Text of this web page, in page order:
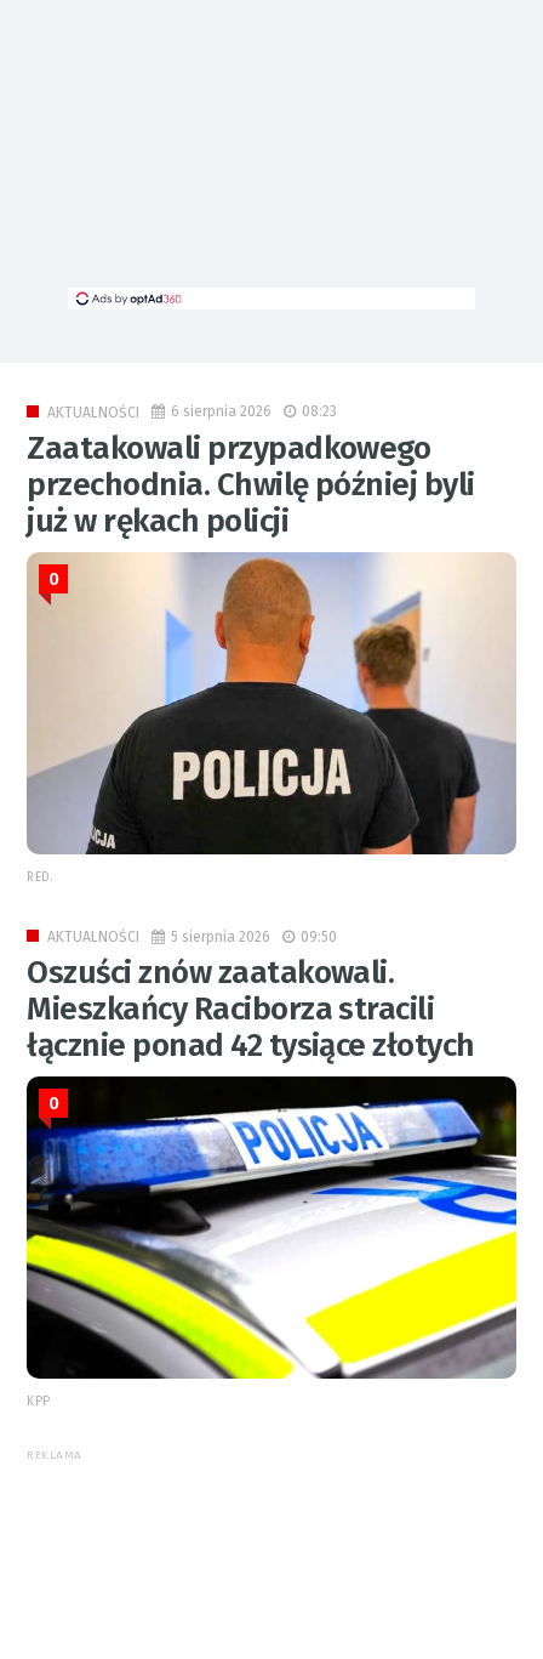
AKTUALNOŚCI 6 sierpnia 2026 08:23
Zaatakowali przypadkowego
przechodnia. Chwilę później byli
już w rękach policji
0
RED.
AKTUALNOŚCI 5 sierpnia 2026 09:50
Oszuści znów zaatakowali.
Mieszkańcy Raciborza stracili
łącznie ponad 42 tysiące złotych
0
KPP
REKLAMA